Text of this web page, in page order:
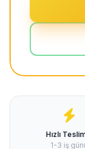
Hızlı
1-3 iş